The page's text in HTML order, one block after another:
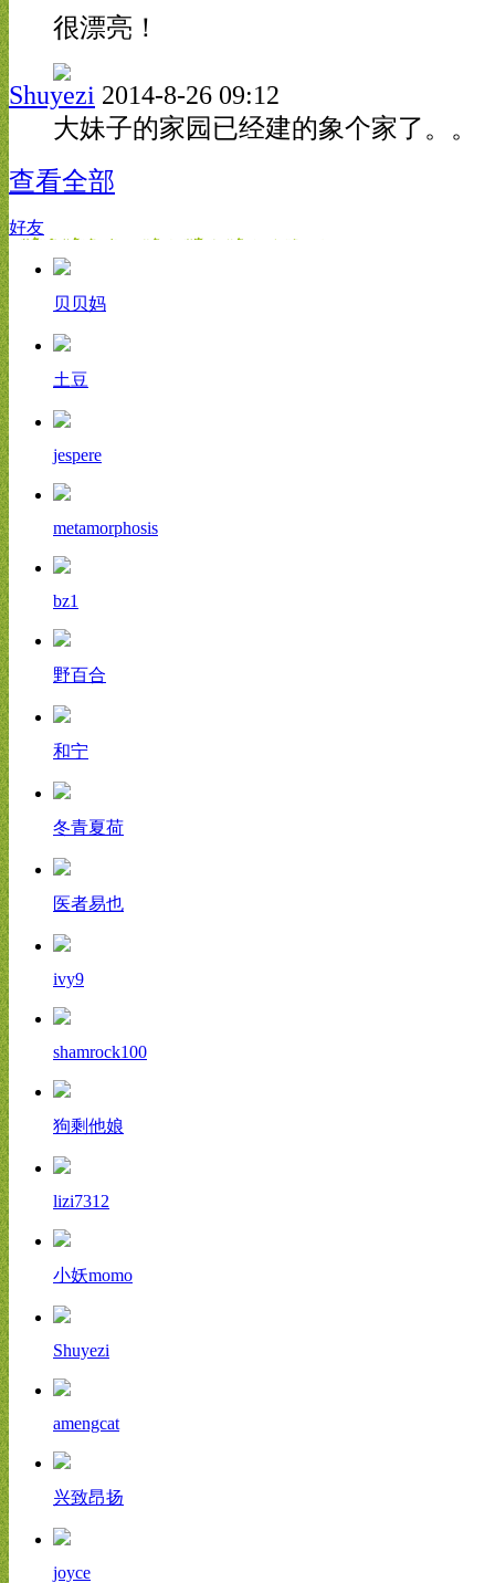
很漂亮！
Shuyezi 2014-8-26 09:12
大妹子的家园已经建的象个家了。。
查看全部
好友
贝贝妈
土豆
jespere
metamorphosis
bz1
野百合
和宁
冬青夏荷
医者易也
ivy9
shamrock100
狗剩他娘
lizi7312
小妖momo
Shuyezi
amengcat
兴致昂扬
joyce